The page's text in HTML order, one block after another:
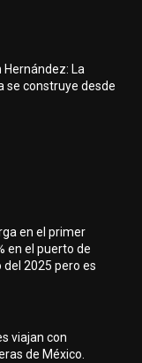
Hernández: La
se construye desde
en el primer
en el puerto de
2025 pero es
viajan con
de México.